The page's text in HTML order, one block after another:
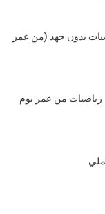
بدون جهد (من عمر
الرياضيات (11 لعبة رياضيات من عمر يوم